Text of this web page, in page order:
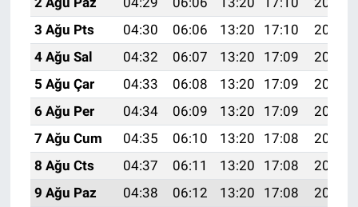
3 Ağu Pts
04:30 06:06 13:20 17:10
20:24
4 Ağu Sal
04:32 06:07 13:20 17:09
20:23
5 Ağu Çar
04:33 06:08 13:20 17:09
20:22
6 Ağu Per
04:34 06:09 13:20 17:09
20:21
7 Ağu Cum
04:35 06:10 13:20 17:08
20:20
8 Ağu Cts
04:37 06:11 13:20 17:08
20:19
9 Ağu Paz
04:38 06:12 13:20 17:08
20:18